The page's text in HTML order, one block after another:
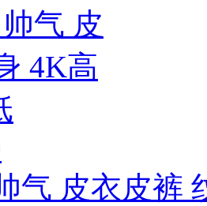
气 皮衣皮裤